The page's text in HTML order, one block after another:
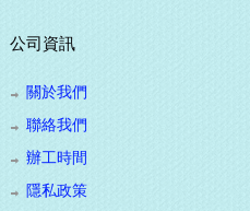
公司資訊
關於我們
聯絡我們
辦工時間
隱私政策